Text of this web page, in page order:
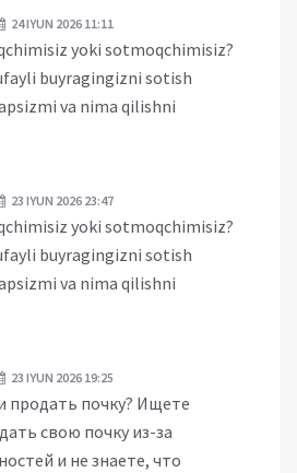
24 IYUN 2026 11:11
yoki sotmoqchimisiz?
buyragingizni sotish
va nima qilishni
23 IYUN 2026 23:47
yoki sotmoqchimisiz?
buyragingizni sotish
va nima qilishni
23 IYUN 2026 19:25
продать почку? Ищете
свою почку из-за
и не знаете, что